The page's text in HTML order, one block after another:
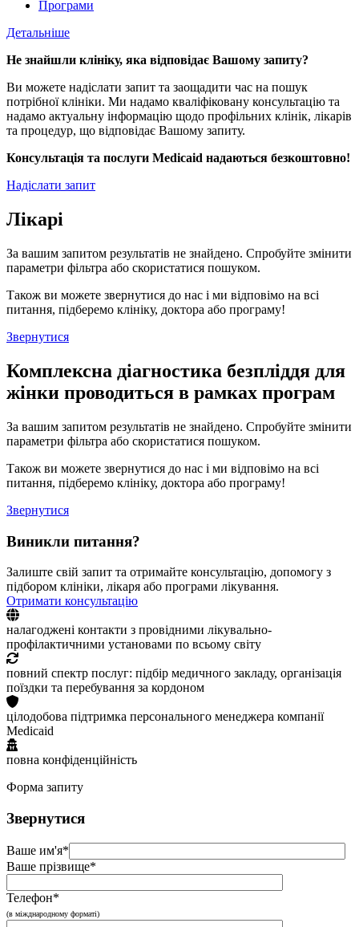
Програми
Детальніше
Не знайшли клініку, яка відповідає Вашому запиту?
Ви можете надіслати запит та заощадити час на пошук
потрібної клініки. Ми надамо кваліфіковану консультацію та
надамо актуальну інформацію щодо профільних клінік, лікарів
та процедур, що відповідає Вашому запиту.
Консультація та послуги Medicaid надаються безкоштовно!
Надіслати запит
Лікарі
За вашим запитом результатів не знайдено. Спробуйте змінити
параметри фільтра або скористатися пошуком.
Також ви можете звернутися до нас і ми відповімо на всі
питання, підберемо клініку, доктора або програму!
Звернутися
Комплексна діагностика безпліддя для
жінки проводиться в рамках програм
За вашим запитом результатів не знайдено. Спробуйте змінити
параметри фільтра або скористатися пошуком.
Також ви можете звернутися до нас і ми відповімо на всі
питання, підберемо клініку, доктора або програму!
Звернутися
Виникли питання?
Залиште свій запит та отримайте консультацію, допомогу з
підбором клініки, лікаря або програми лікування.
Отримати консультацію
налагоджені контакти з провідними лікувально-
профілактичними установами по всьому світу
повний спектр послуг: підбір медичного закладу, організація
поїздки та перебування за кордоном
цілодобова підтримка персонального менеджера компанії
Medicaid
повна конфіденційність
Форма запиту
Звернутися
Ваше им'я*
Ваше прізвище*
Телефон*
(в міжднародному форматі)